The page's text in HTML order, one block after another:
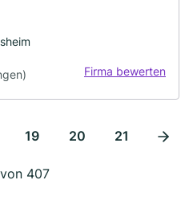
Firma bewerten
19 20 21
407